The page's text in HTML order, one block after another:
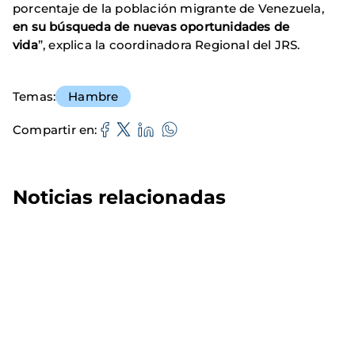
porcentaje de la población migrante de Venezuela,
en su búsqueda de nuevas oportunidades de
vida”, explica la coordinadora Regional del JRS.
Temas Hambre
Compartir en
Noticias relacionadas